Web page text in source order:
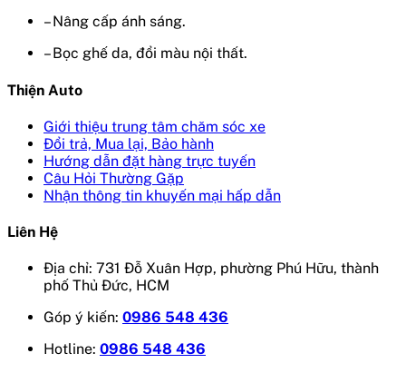
– Nâng cấp ánh sáng.
– Bọc ghế da, đổi màu nội thất.
Thiện Auto
Giới thiệu trung tâm chăm sóc xe
Đổi trả, Mua lại, Bảo hành
Hướng dẫn đặt hàng trực tuyến
Câu Hỏi Thường Gặp
Nhận thông tin khuyến mại hấp dẫn
Liên Hệ
Địa chỉ: 731 Đỗ Xuân Hợp, phường Phú Hữu, thành
phố Thủ Đức, HCM
Góp ý kiến: 0986 548 436
Hotline: 0986 548 436